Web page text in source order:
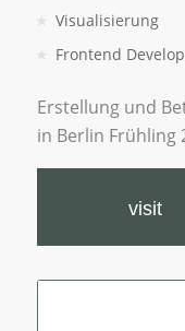
Visualisierung
Frontend
Erstellung und
in Berlin Frühling
visit